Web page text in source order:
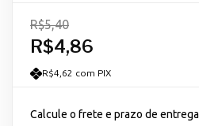
R$4,86
R$5,40
R$4,62 com PIX
Calcule o frete e prazo de entrega